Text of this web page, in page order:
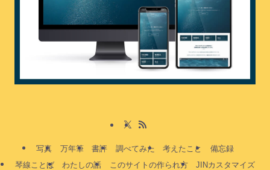
写真 万年筆 書評 調べてみた 考えたこと
備忘録
琴線ことば
わたしの話 このサイトの作られ方 JINカスタマイズ